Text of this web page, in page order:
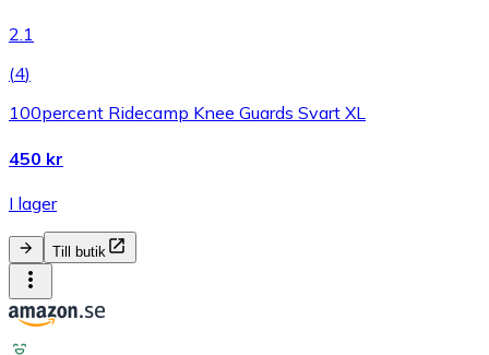
2.1
(4)
100percent Ridecamp Knee Guards Svart XL
450 kr
I lager
Till butik